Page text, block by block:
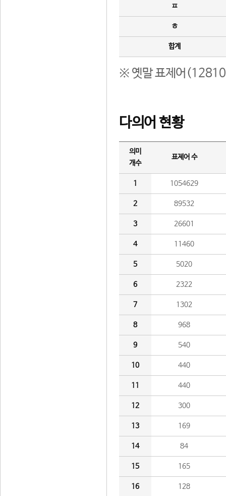
ㅍ
ㅎ
합계
※ 옛말 표제어(12810
다의어 현황
의미
개수
표제어 수
1 1054629
2 89532
3 26601
4 11460
5 5020
6 2322
7 1302
8 968
9 540
10 440
11 440
12 300
13 169
14 84
15 165
16 128